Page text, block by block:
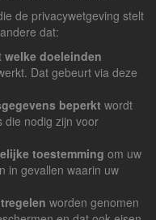
de privacywetgeving stelt
dat:
welke doeleinden
Dat gebeurt via deze
beperkt wordt
die nodig zijn voor
toestemming om uw
in gevallen waarin uw
worden genomen